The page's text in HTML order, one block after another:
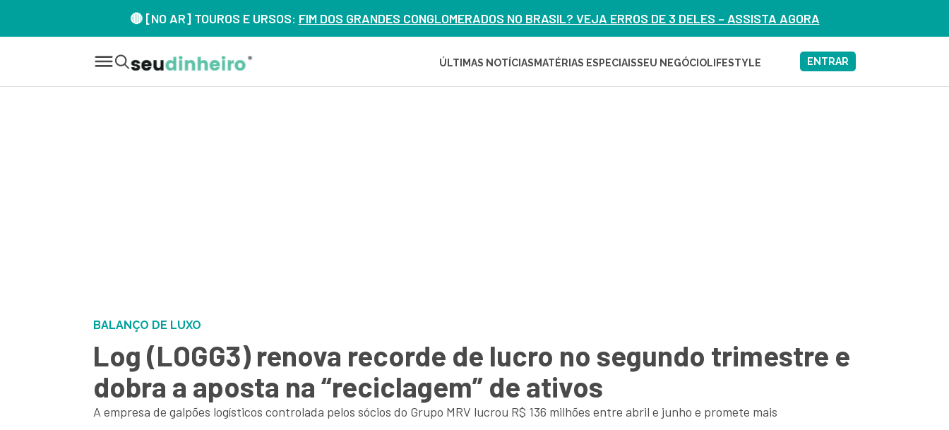
🔴 [NO AR] TOUROS E URSOS: FIM DOS GRANDES CONGLOMERADOS NO BRASIL? VEJA ERROS DE 3 DELES – ASSISTA AGORA
ÚLTIMAS NOTÍCIAS MATÉRIAS ESPECIAISSEU NEGÓCIOLIFESTYLE ENTRAR
BALANÇO DE LUXO
Log (LOGG3) renova recorde de lucro no segundo trimestre e
dobra a aposta na “reciclagem” de ativos
A empresa de galpões logísticos controlada pelos sócios do Grupo MRV lucrou R$ 136 milhões entre abril e junho e promete mais